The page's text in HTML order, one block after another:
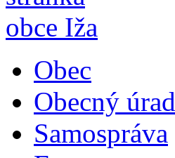
Obec
Obecný úrad
Samospráva